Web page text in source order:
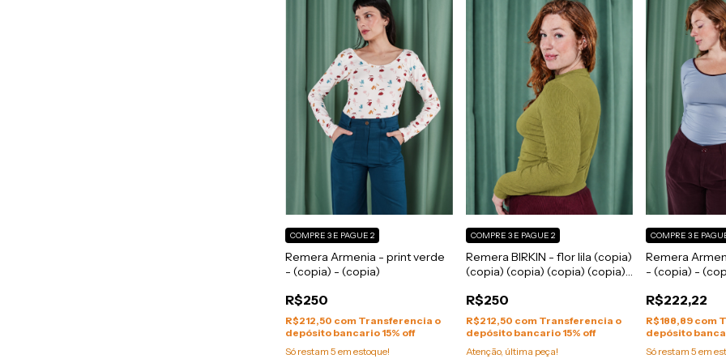
Remera Armenia - print verde
- (copia) - (copia)
R$250
COMPRE 3 E PAGUE 2
R$212,50 com Transferencia o
depósito bancario 15% off
Só restam5 em estoque!
Remera BIRKIN - flor lila (copia)
(copia) (copia) (copia) (copia)
(copia) - (copia) - (copia) -
(copia) - (copia) - (copia) -
(copia) - (copia) - (copia) -
R$250
COMPRE 3 E PAGUE 2
R$212,50 com Transferencia o
depósito bancario 15% off
Atenção, última peça!
Remera
- (copia) -
R$222,22
COMPRE 3 E
R$188,89 com
depósito
Só restam5 em